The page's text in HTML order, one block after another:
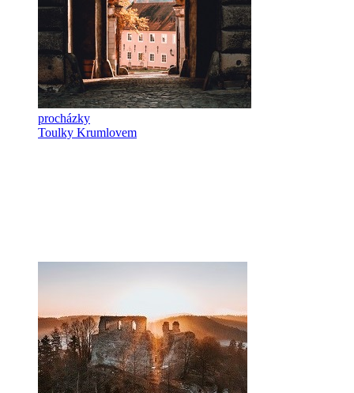
procházky
Toulky Krumlovem